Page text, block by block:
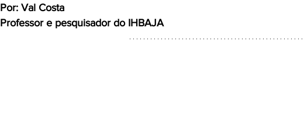
Por: Val Costa
Professor e pesquisador do IHBAJA